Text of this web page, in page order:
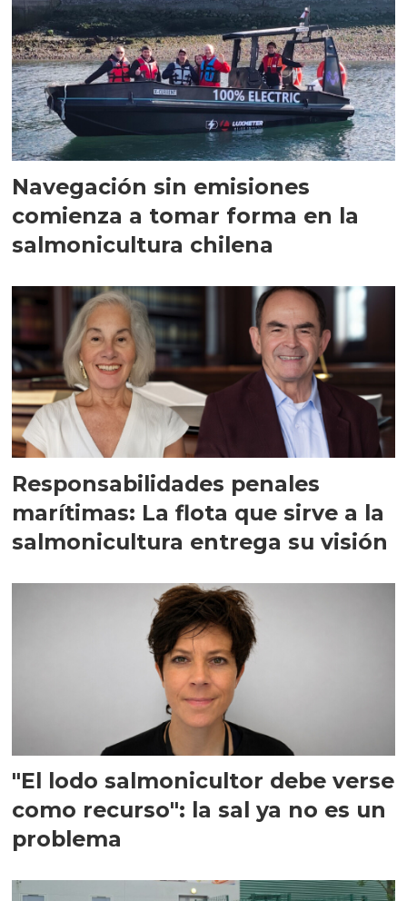
Navegación sin emisiones
comienza a tomar forma en la
salmonicultura chilena
Responsabilidades penales
marítimas: La flota que sirve a la
salmonicultura entrega su visión
"El lodo salmonicultor debe verse
como recurso": la sal ya no es un
problema